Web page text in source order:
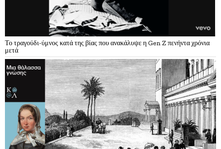
Το τραγούδι-ύμνος κατά της βίας που ανακάλυψε η Gen Z πενήντα χρόνια
μετά